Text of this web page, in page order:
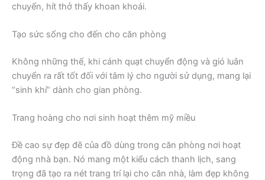
chuyển, hít thở thấy khoan khoái.
Tạo sức sống cho đến cho căn phòng
Không những thế, khi cánh quạt chuyển động và gió luân
chuyển ra rất tốt đối với tâm lý cho người sử dụng, mang lại
“sinh khí” dành cho gian phòng.
Trang hoàng cho nơi sinh hoạt thêm mỹ miều
Đề cao sự đẹp đẽ của đồ dùng trong căn phòng nơi hoạt
động nhà bạn. Nó mang một kiểu cách thanh lịch, sang
trọng đã tạo ra nét trang trí lại cho căn nhà, làm đẹp không